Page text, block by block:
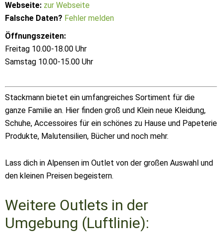
Webseite: zur Webseite
Falsche Daten? Fehler melden
Öffnungszeiten:
Freitag 10.00-18.00 Uhr
Samstag 10.00-15.00 Uhr
Stackmann bietet ein umfangreiches Sortiment für die
ganze Familie an. Hier finden groß und Klein neue Kleidung,
Schuhe, Accessoires für ein schönes zu Hause und Papeterie
Produkte, Malutensilien, Bücher und noch mehr.
Lass dich in Alpensen im Outlet von der großen Auswahl und
den kleinen Preisen begeistern.
Weitere Outlets in der
Umgebung (Luftlinie):